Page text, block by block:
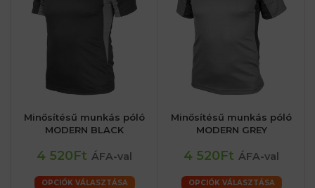
Minősítésű munkás póló
MODERN BLACK
4 520Ft ÁFA-val
OPCIÓK VÁLASZTÁSA
Minősítésű munkás póló
MODERN GREY
4 520Ft ÁFA-val
OPCIÓK VÁLASZTÁSA